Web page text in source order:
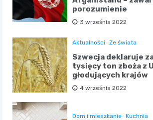
porozumienie
3 września 2022
Aktualności Ze świata
Szwecja deklaruje
tysięcy ton zboża z
głodujących krajów
4 września 2022
Dom i mieszkanie Kuchnia